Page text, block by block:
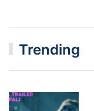
Trending